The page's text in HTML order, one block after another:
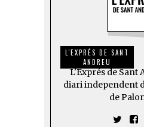
L'EXPRÉS DE SANT
ANDREU
L'Exprés de Sant
diari independent
de